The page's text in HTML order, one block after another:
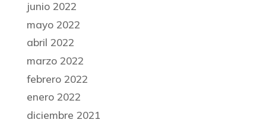
junio 2022
mayo 2022
abril 2022
marzo 2022
febrero 2022
enero 2022
diciembre 2021